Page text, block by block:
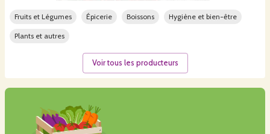
Fruits et Légumes Épicerie Boissons Hygiène et bien-être
Plants et autres
Voir tous les producteurs